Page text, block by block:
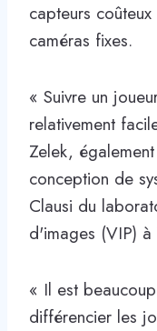
capteurs
caméras fixes.
« Suivre un
relativement
Zelek,
conception de
Clausi du
d'images (VIP)
« Il est
différencier les